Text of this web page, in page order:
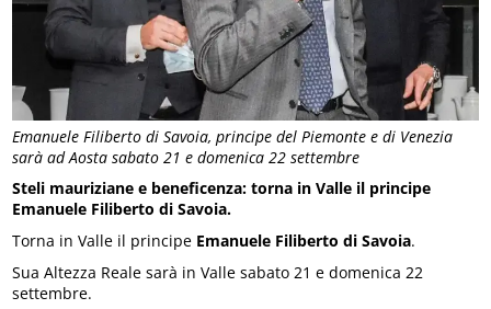
Emanuele Filiberto di Savoia, principe del Piemonte e di Venezia
sarà ad Aosta sabato 21 e domenica 22 settembre
Steli mauriziane e beneficenza: torna in Valle il principe
Emanuele Filiberto di Savoia.
Torna in Valle il principe Emanuele Filiberto di Savoia.
Sua Altezza Reale sarà in Valle sabato 21 e domenica 22
settembre.